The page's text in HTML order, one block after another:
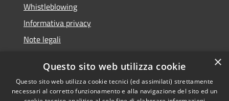
Whistleblowing
Informativa privacy
Note legali
Segnalazioni di inaccessibilità
×
Questo sito web utilizza cookie
Questo sito web utilizza cookie tecnici (ed assimilati) strettamente
necessari al corretto funzionamento e alla navigazione del sito ed un